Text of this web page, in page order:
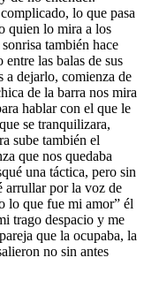
lo que pasa
quien lo mira a los
también hace
las balas de sus
a dejarlo, comienza de
de la barra nos mira
hablar con el que le
se tranquilizara,
sube también el
que nos quedaba
una táctica, pero sin
arrullar por la voz de
lo que fue mi amor” él
trago despacio y me
que la ocupaba, la
no sin antes